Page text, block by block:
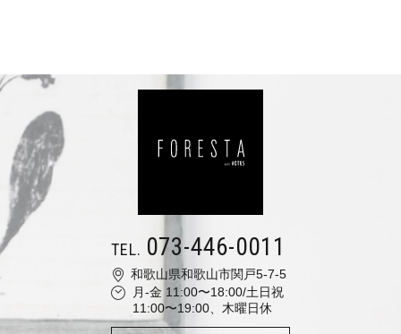
TEL. 073-446-0011
和歌山県和歌山市関戸5-7-5
月-金 11:00〜18:00/土日祝
11:00〜19:00、木曜日休